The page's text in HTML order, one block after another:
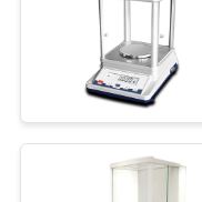
का
पल्प